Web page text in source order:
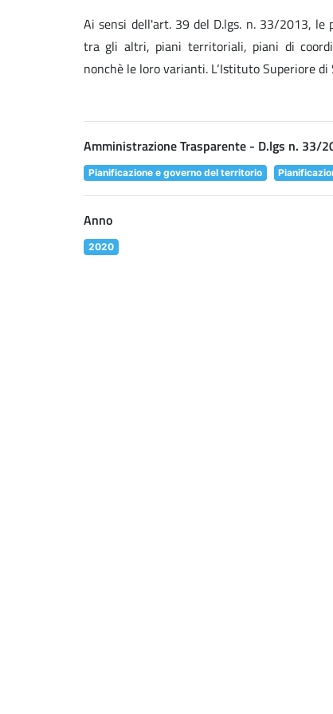
Ai sensi dell'art. 39 del D.lgs. n. 33/2013,
tra gli altri, piani territoriali, piani di
nonchè le loro varianti. L‘Istituto Superiore
Amministrazione Trasparente - D.lgs n. 33/
Pianificazione e governo del territorio
Anno
2020